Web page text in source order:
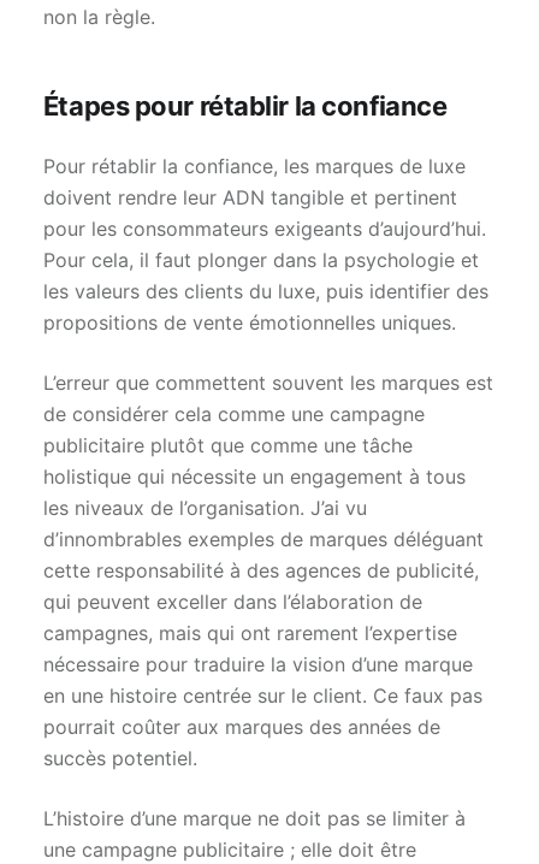
non la règle.
Étapes pour rétablir la confiance
Pour rétablir la confiance, les marques de luxe
doivent rendre leur ADN tangible et pertinent
pour les consommateurs exigeants d’aujourd’hui.
Pour cela, il faut plonger dans la psychologie et
les valeurs des clients du luxe, puis identifier des
propositions de vente émotionnelles uniques.
L’erreur que commettent souvent les marques est
de considérer cela comme une campagne
publicitaire plutôt que comme une tâche
holistique qui nécessite un engagement à tous
les niveaux de l’organisation. J’ai vu
d’innombrables exemples de marques déléguant
cette responsabilité à des agences de publicité,
qui peuvent exceller dans l’élaboration de
campagnes, mais qui ont rarement l’expertise
nécessaire pour traduire la vision d’une marque
en une histoire centrée sur le client. Ce faux pas
pourrait coûter aux marques des années de
succès potentiel.
L’histoire d’une marque ne doit pas se limiter à
une campagne publicitaire ; elle doit être